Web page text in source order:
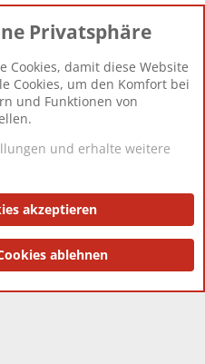
12.427
Berlin
Impressum
2010-2025 XenForo Ltd.
Privatsphäre
Cookies, damit diese Website
Cookies, um den Komfort bei
und Funktionen von
und erhalte weitere
akzeptieren
ablehnen